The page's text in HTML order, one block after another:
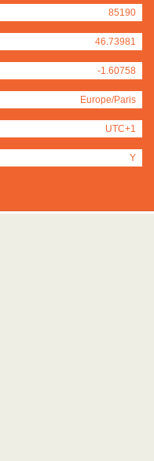
85190
46.73981
-1.60758
Europe/Paris
UTC+1
Y